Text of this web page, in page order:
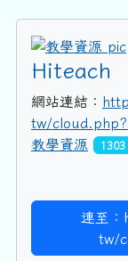
Hiteach
網站連結：
tw/
教學資源
1303
連至
tw/